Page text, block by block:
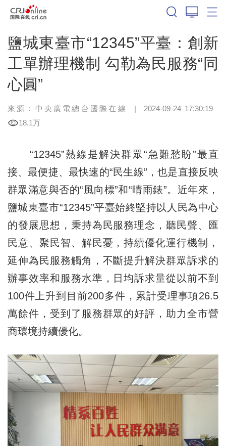
鹽城東臺市“12345”平臺：創新
工單辦理機制 勾勒為民服務“同
心圓”
來源：中央廣電總台國際在線 | 2024-09-24 17:30:19
18.1万
“12345”熱線是解決群眾“急難愁盼”最直
接、最便捷、最快速的“民生線”，也是直接反映
群眾滿意與否的“風向標”和“晴雨錶”。近年來，
鹽城東臺市“12345”平臺始終堅持以人民為中心
的發展思想，秉持為民服務理念，聽民聲、匯
民意、聚民智、解民憂，持續優化運行機制，
延伸為民服務觸角，不斷提升解決群眾訴求的
辦事效率和服務水準，日均訴求量從以前不到
100件上升到目前200多件，累計受理事項26.5
萬餘件，受到了服務群眾的好評，助力全市營
商環境持續優化。